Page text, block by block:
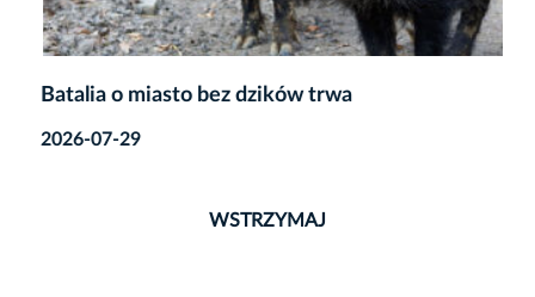
Batalia o miasto bez dzików trwa
2026-07-29
WSTRZYMAJ